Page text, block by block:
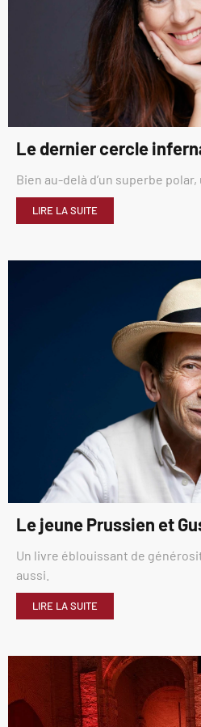
Le dernier cercle
Bien au-delà d’un superbe
LIRE LA SUITE
Le jeune Prussien et
Un livre éblouissant de
aussi.
LIRE LA SUITE